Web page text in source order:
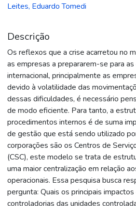
Leites, Eduardo Tomedi
Descrição
Os reflexos que a crise acarretou no
as empresas a prepararem-se para
internacional, principalmente as
devido à volatilidade das
dessas dificuldades, é necessário
de modo eficiente. Para tanto, a
procedimentos internos é de suma
de gestão que está sendo utilizado
corporações são os Centros de
(CSC), este modelo se trata de
uma maior centralização em relação
operacionais. Essa pesquisa busca
pergunta: Quais os principais
controladorias das unidades